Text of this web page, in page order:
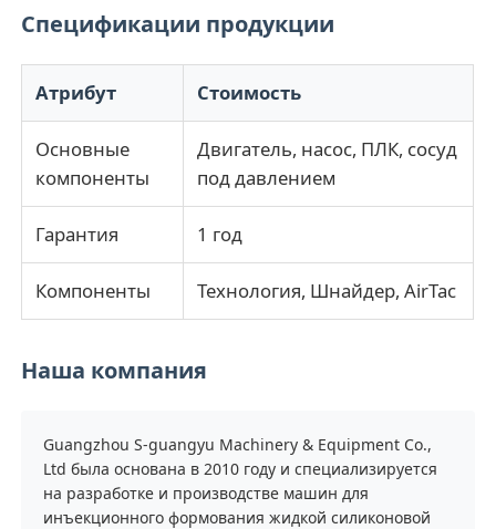
Продукция
О Компании
Наша фабрика
контактные данные
Новости
Отправить запрос
Спецификации продукции
Атрибут Стоимость
Основные
компоненты
Двигатель, насос, ПЛК, сосуд
под давлением
Гарантия 1 год
Компоненты Технология, Шнайдер, AirTac
Наша компания
Guangzhou S-guangyu Machinery & Equipment Co.,
Ltd была основана в 2010 году и специализируется
на разработке и производстве машин для
инъекционного формования жидкой силиконовой